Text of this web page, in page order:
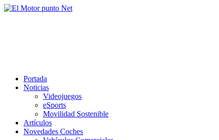
Saltar
Portada
Noticias
Videojuegos
eSports
Movilidad Sostenible
Artículos
Novedades Coches